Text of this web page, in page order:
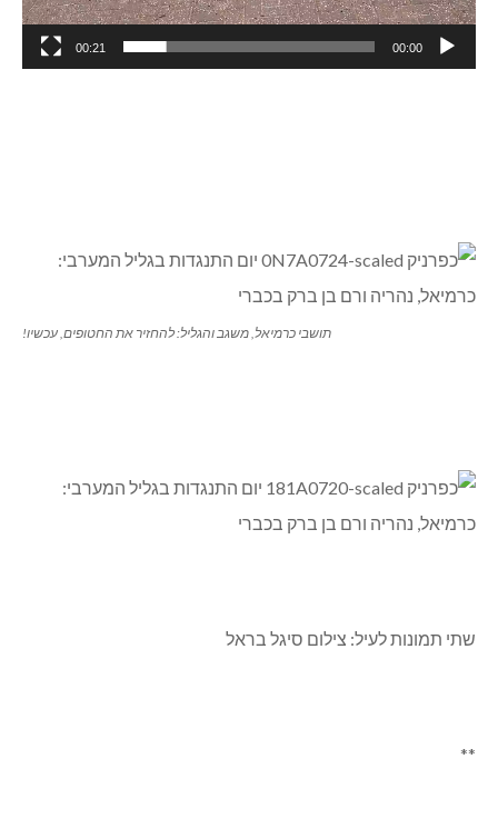
00:00
00:21
תושבי כרמיאל, משגב והגליל: להחזיר את החטופים, עכשיו!
שתי תמונות לעיל: צילום סיגל בראל
**